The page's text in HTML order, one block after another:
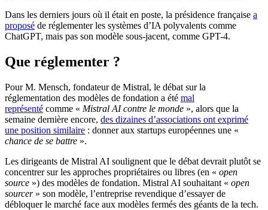
Dans les derniers jours où il était en poste, la présidence française a
proposé de réglementer les systèmes d’IA polyvalents comme
ChatGPT, mais pas son modèle sous-jacent, comme GPT-4.
Que réglementer ?
Pour M. Mensch, fondateur de Mistral, le débat sur la
réglementation des modèles de fondation a été mal
représenté comme « Mistral AI contre le monde », alors que la
semaine dernière encore, des dizaines d’associations ont exprimé
une position similaire : donner aux startups européennes une «
chance de se battre ».
Les dirigeants de Mistral AI soulignent que le débat devrait plutôt se
concentrer sur les approches propriétaires ou libres (en « open
source ») des modèles de fondation. Mistral AI souhaitant « open
sourcer» son modèle, l’entreprise revendique d’essayer de
débloquer le marché face aux modèles fermés des géants de la tech.